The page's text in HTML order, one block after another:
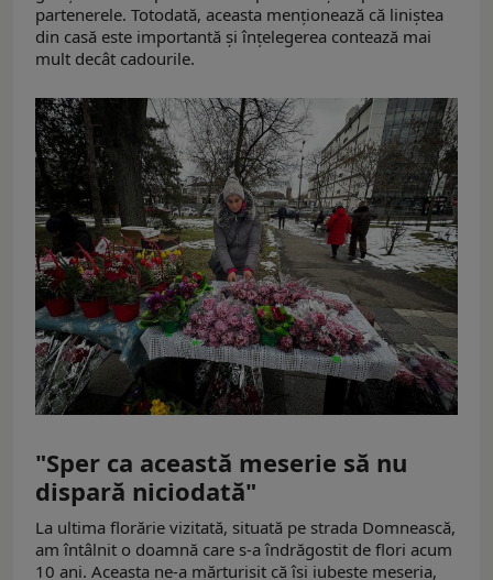
partenerele. Totodată, aceasta menționează că liniștea
din casă este importantă și înțelegerea contează mai
mult decât cadourile.
"Sper ca această meserie să nu
dispară niciodată"
La ultima florărie vizitată, situată pe strada Domnească,
am întâlnit o doamnă care s-a îndrăgostit de flori acum
10 ani. Aceasta ne-a mărturisit că își iubește meseria,